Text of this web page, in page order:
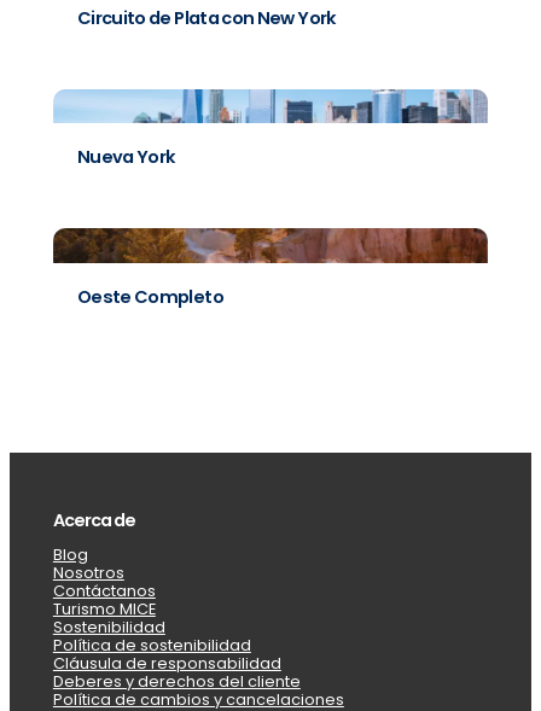
Circuito de Plata con New York
Nueva York
Oeste Completo
Acerca de
Blog
Nosotros
Contáctanos
Turismo MICE
Sostenibilidad
Política de sostenibilidad
Cláusula de responsabilidad
Deberes y derechos del cliente
Política de cambios y cancelaciones